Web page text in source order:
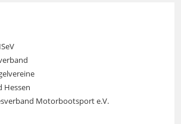
Opens
in
a
new
tab
in
a
new
Opens
a
Hessen
inMotorbootsport e.V.Opens